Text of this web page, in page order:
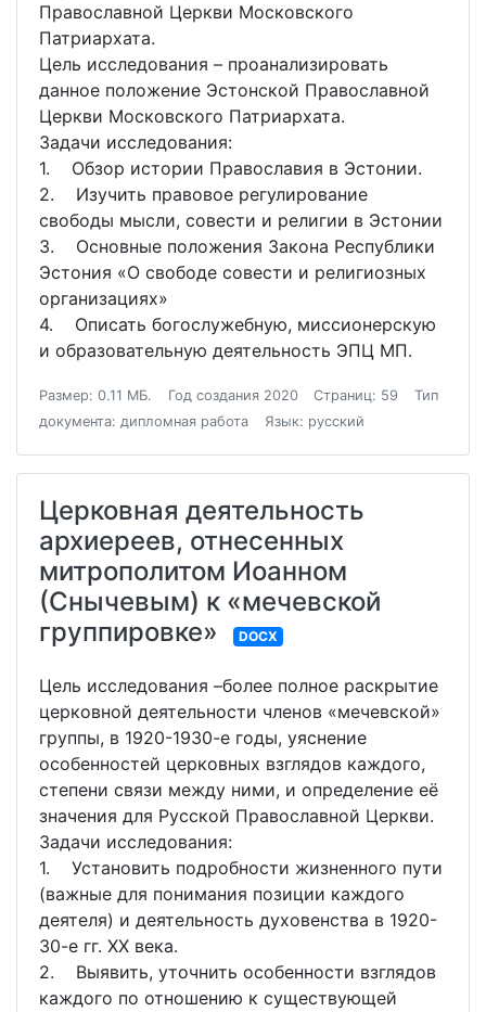
Православной Церкви Московского
Патриархата.
Цель исследования – проанaлизировать
данное положение Эстонской Православной
Церкви Московского Патриархата.
Задачи исследовaния:
1. Обзор истории Православия в Эстонии.
2. Изучить правовое регулирование
свободы мысли, совести и религии в Эстонии
3. Основные положения Закона Республики
Эстония «О свободе совести и религиозных
организациях»
4. Описать богослужебную, миссионерскую
и образовательную деятельность ЭПЦ МП.
Размер: 0.11 МБ. Год создания 2020 Страниц: 59
Тип
документа: дипломная работа
Язык: русский
Церковная деятельность
архиереев, отнесенных
митрополитом Иоанном
(Снычевым) к «мечевской
группировке»
DOCX
Цель исследования –более полное раскрытие
церковной деятельности членов «мечевской»
группы, в 1920-1930-е годы, уяснение
особенностей церковных взглядов каждого,
степени связи между ними, и определение её
значения для Русской Православной Церкви.
Задачи исследования:
1. Установить подробности жизненного пути
(важные для понимания позиции каждого
деятеля) и деятельность духовенства в 1920-
30-е гг. XX века.
2. Выявить, уточнить особенности взглядов
каждого по отношению к существующей